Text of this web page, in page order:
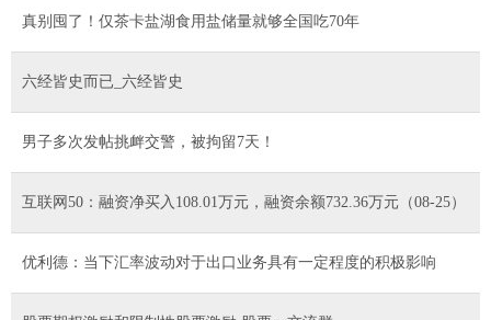
真别囤了！仅茶卡盐湖食用盐储量就够全国吃70年
六经皆史而已_六经皆史
男子多次发帖挑衅交警，被拘留7天！
互联网50：融资净买入108.01万元，融资余额732.36万元（08-25）
优利德：当下汇率波动对于出口业务具有一定程度的积极影响